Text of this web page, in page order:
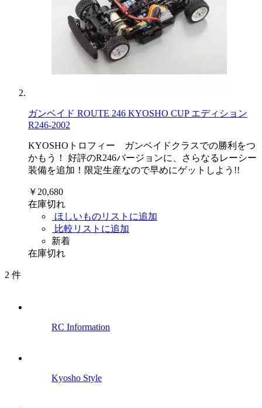
ガンベイド ROUTE 246 KYOSHO CUP エディション
R246-2002
KYOSHOトロフィー ガンベイドクラスでの勝利をつ
かもう！ 好評のR246バージョンに、さらなるレーシー
装備を追加！限定生産なので早めにゲットしよう!!
￥20,680
在庫切れ
ほしいものリストに追加
比較リストに追加
新着
在庫切れ
2 件
RC Information
Kyosho Style